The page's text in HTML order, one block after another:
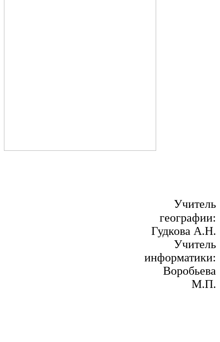
Учитель
географии:
Гудкова А.Н.
Учитель
информатики:
Воробьева
М.П.